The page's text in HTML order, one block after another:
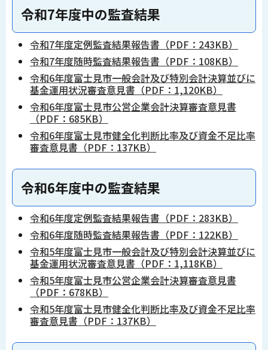
令和7年度中の監査結果
令和7年度定例監査結果報告書（PDF：243KB）
令和7年度随時監査結果報告書（PDF：108KB）
令和6年度富士見市一般会計及び特別会計決算並びに
基金運用状況審査意見書（PDF：1,120KB）
令和6年度富士見市公営企業会計決算審査意見書
（PDF：685KB）
令和6年度富士見市健全化判断比率及び資金不足比率
審査意見書（PDF：137KB）
令和6年度中の監査結果
令和6年度定例監査結果報告書（PDF：283KB）
令和6年度随時監査結果報告書（PDF：122KB）
令和5年度富士見市一般会計及び特別会計決算並びに
基金運用状況審査意見書（PDF：1,118KB）
令和5年度富士見市公営企業会計決算審査意見書
（PDF：678KB）
令和5年度富士見市健全化判断比率及び資金不足比率
審査意見書（PDF：137KB）